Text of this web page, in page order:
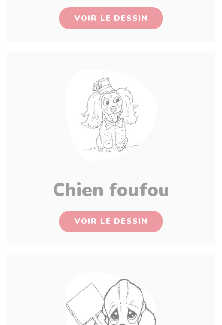
VOIR LE DESSIN
Chien foufou
VOIR LE DESSIN